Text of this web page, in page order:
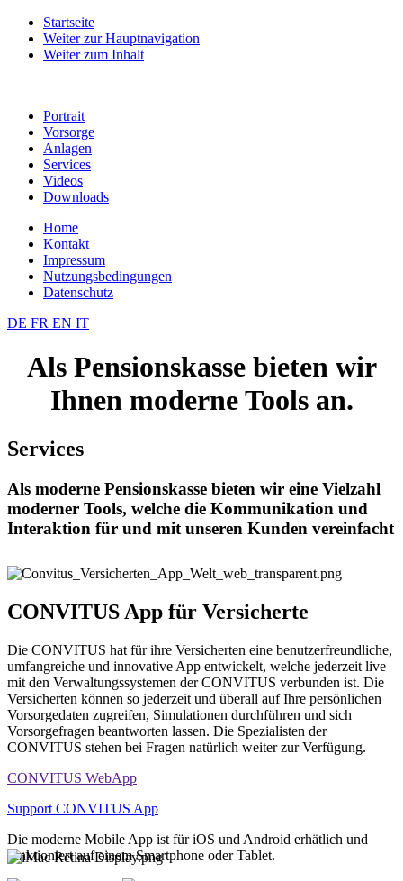
Startseite
Weiter zur Hauptnavigation
Weiter zum Inhalt
Portrait
Vorsorge
Anlagen
Services
Videos
Downloads
Home
Kontakt
Impressum
Nutzungsbedingungen
Datenschutz
DE FR EN IT
Als Pensionskasse bieten wir
Ihnen moderne Tools an.
Services
Als moderne Pensionskasse bieten wir eine Vielzahl
moderner Tools, welche die Kommunikation und
Interaktion für und mit unseren Kunden vereinfacht
CONVITUS App für Versicherte
Die CONVITUS hat für ihre Versicherten eine benutzerfreundliche,
umfangreiche und innovative App entwickelt, welche jederzeit live
mit den Verwaltungssystemen der CONVITUS verbunden ist. Die
Versicherten können so jederzeit und überall auf Ihre persönlichen
Vorsorgedaten zugreifen, Simulationen durchführen und sich
Vorsorgefragen beantworten lassen. Die Spezialisten der
CONVITUS stehen bei Fragen natürlich weiter zur Verfügung.
CONVITUS WebApp
Support CONVITUS App
Die moderne Mobile App ist für iOS und Android erhätlich und
funktioniert auf einem Smartphone oder Tablet.